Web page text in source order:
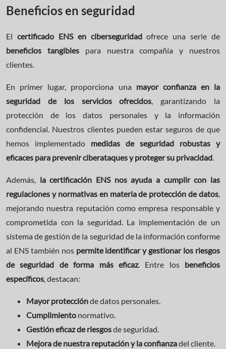
Beneficios en seguridad
El certificado ENS en ciberseguridadofrece una serie de
beneficios tangiblespara nuestra compañía y nuestros
clientes.
En primer lugar, proporciona una mayor confianza en la
seguridad de los servicios ofrecidos, garantizando la
protección de los datos personales y la información
confidencial. Nuestros clientes pueden estar seguros de que
hemos implementado medidas de seguridad robustas y
eficaces para prevenir ciberataques y protegersu privacidad.
Además, la certificación ENS nos ayuda a cumplir con las
regulaciones y normativas en materia de protección de datos,
mejorando nuestra reputación como empresa responsable y
comprometida con la seguridad. La implementación de un
sistema de gestión de la seguridad de la información conforme
al ENS también nos permite identificar y gestionar los riesgos
de seguridad de forma más eficaz. Entre los beneficios
específicos, destacan:
Mayor protecciónde datos personales.
Cumplimiento normativo.
Gestión eficaz de riesgosde seguridad.
Mejora de nuestra reputación y la confianzadel cliente.